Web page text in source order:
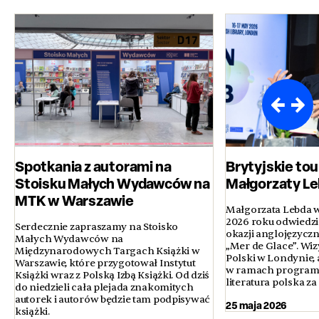
Spotkania z autorami na
Stoisku Małych Wydawców na
MTK w Warszawie
Serdecznie zapraszamy na Stoisko
Małych Wydawców na
Międzynarodowych Targach Książki w
Warszawie, które przygotował Instytut
Książki wraz z Polską Izbą Książki. Od dziś
do niedzieli cała plejada znakomitych
autorek i autorów będzie tam podpisywać
książki.
Brytyjskie
Małgorzaty
Małgorzata Lebda
2026 roku
okazji
„Mer de Glace”.
Polski w Londynie,
w ramach
literatura polska
25 maja 2026